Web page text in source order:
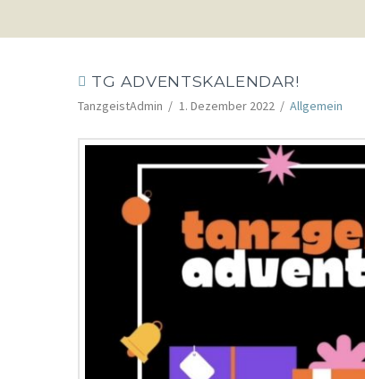
TG ADVENTSKALENDAR!
TanzgeistAdmin 1. Dezember 2022 Allgemein